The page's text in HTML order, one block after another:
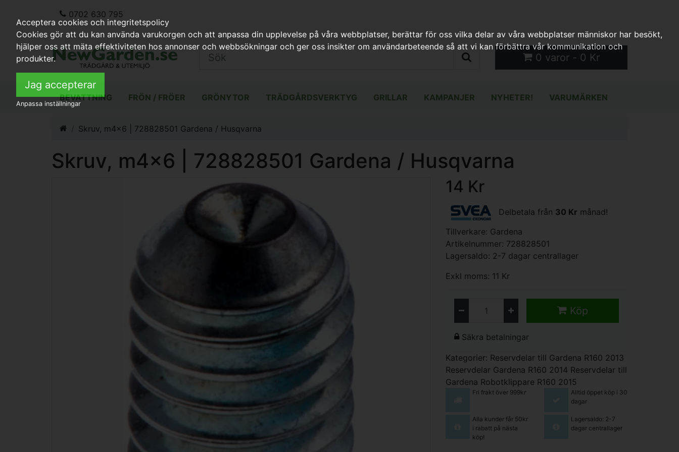
0702 630 795
0 varor - 0 Kr
BEVATTNING FRÖN / FRÖER GRÖNYTOR TRÄDGÅRDSVERKTYG GRILLAR KAMPANJER NYHETER! VARUMÄRKEN
Skruv, m4x6 | 728828501 Gardena / Husqvarna
Skruv, m4x6 | 728828501 Gardena / Husqvarna
14 Kr
Delbetala från 30 Kr månad!
Tillverkare: Gardena
Artikelnummer: 728828501
Lagersaldo: 2-7 dagar centrallager
Exkl moms: 11 Kr
Köp
Säkra betalningar
Kategorier: Reservdelar till Gardena R160 2013
Reservdelar Gardena R160 2014 Reservdelar till
Gardena Robotklippare R160 2015
Fri frakt över 999kr
Alltid öppet köp i 30
dagar
Alla kunder får 50kr
i rabatt på nästa
köp!
Lagersaldo: 2-7
dagar centrallager
Acceptera cookies och integritetspolicy
Cookies gör att du kan använda varukorgen och att anpassa din upplevelse på våra webbplatser, berättar för oss vilka delar av våra webbplatser människor har besökt,
hjälper oss att mäta effektiviteten hos annonser och webbsökningar och ger oss insikter om användarbeteende så att vi kan förbättra vår kommunikation och
produkter.
Jag accepterar
Anpassa inställningar